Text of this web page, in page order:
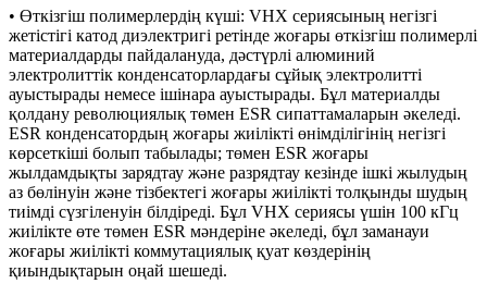
• Өткізгіш полимерлердің күші: VHX сериясының негізгі
жетістігі катод диэлектригі ретінде жоғары өткізгіш полимерлі
материалдарды пайдалануда, дәстүрлі алюминий
электролиттік конденсаторлардағы сұйық электролитті
ауыстырады немесе ішінара ауыстырады. Бұл материалды
қолдану революциялық төмен ESR сипаттамаларын әкеледі.
ESR конденсатордың жоғары жиілікті өнімділігінің негізгі
көрсеткіші болып табылады; төмен ESR жоғары
жылдамдықты зарядтау және разрядтау кезінде ішкі жылудың
аз бөлінуін және тізбектегі жоғары жиілікті толқынды шудың
тиімді сүзгіленуін білдіреді. Бұл VHX сериясы үшін 100 кГц
жиілікте өте төмен ESR мәндеріне әкеледі, бұл заманауи
жоғары жиілікті коммутациялық қуат көздерінің
қиындықтарын оңай шешеді.